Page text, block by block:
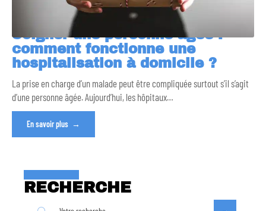
Soigner une personne âgée :
comment fonctionne une
hospitalisation à domicile ?
La prise en charge d’un malade peut être compliquée surtout s’il s’agit
d’une personne âgée. Aujourd’hui, les hôpitaux…
En savoir plus
RECHERCHE